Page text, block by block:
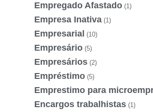
Empregado Afastado (1)
Empresa Inativa (1)
Empresarial (10)
Empresário (5)
Empresários (2)
Empréstimo (5)
Emprestimo para
Encargos trabalhistas (1)